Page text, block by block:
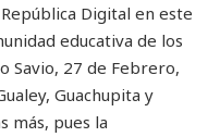
Digital en este
educativa de los
Savio, 27 de Febrero,
Guachupita y
más, pues la